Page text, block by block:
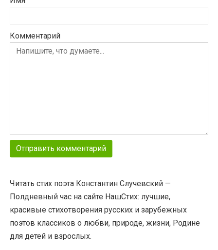
Комментарий
Читать стих поэта Константин Случевский —
Полдневный час на сайте НашСтих: лучшие,
красивые стихотворения русских и зарубежных
поэтов классиков о любви, природе, жизни, Родине
для детей и взрослых.